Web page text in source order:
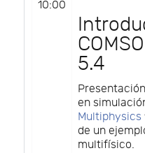
10:00
5.4
en
Multiphysics
de un
multifísico.